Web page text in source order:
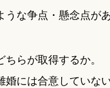
な争点・懸念点があ
ちらが取得するか。
婚には合意していな